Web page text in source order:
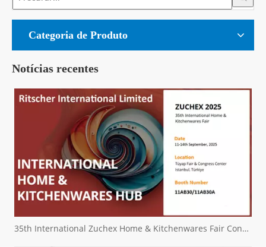
Categoria de Produto
Notícias recentes
35th International Zuchex Home & Kitchenwares Fair Convitition - Ritscher International Limited